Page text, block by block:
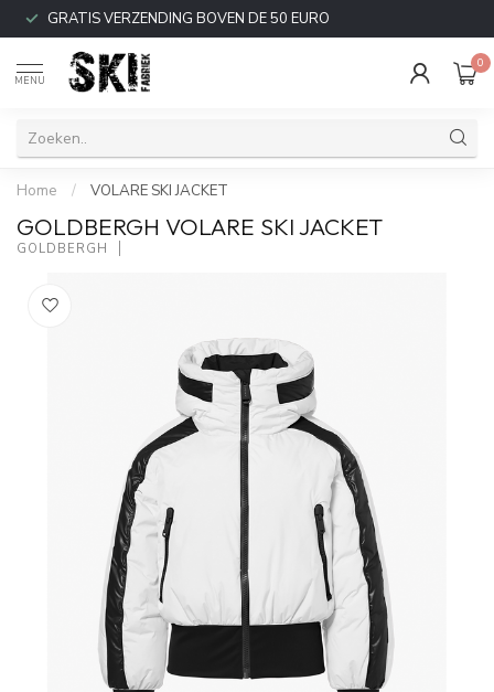
GRATIS VERZENDING BOVEN DE 50 EURO
MENU
0
Home / VOLARE SKI JACKET
GOLDBERGH VOLARE SKI JACKET
GOLDBERGH